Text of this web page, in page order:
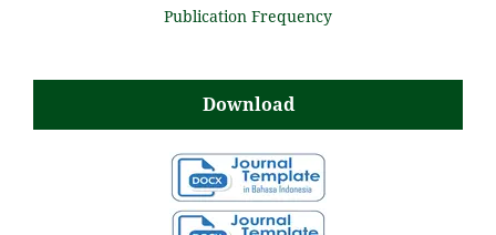
Publication Frequency
Download